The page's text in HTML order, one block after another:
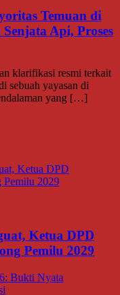
Temuan di
Api, Proses
klarifikasi resmi terkait
sebuah yayasan di
yang […]
Ketua DPD
Pemilu 2029